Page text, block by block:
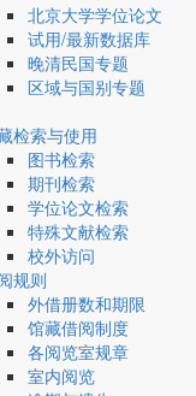
北京大学学位论文
试用/最新数据库
晚清民国专题
区域与国别专题
检索与使用
图书检索
期刊检索
学位论文检索
特殊文献检索
校外访问
规则
外借册数和期限
馆藏借阅制度
各阅览室规章
室内阅览